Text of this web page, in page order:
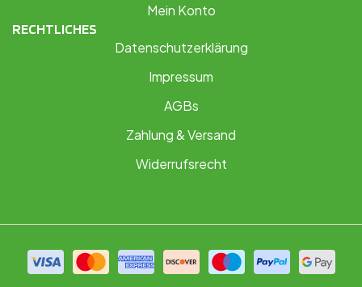
Mein Konto
RECHTLICHES
Datenschutzerklärung
Impressum
AGBs
Zahlung & Versand
Widerrufsrecht